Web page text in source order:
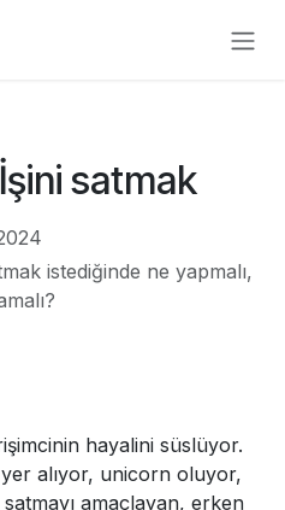
satmak
istediğinde ne yapmalı,
hayalini süslüyor.
alıyor, unicorn oluyor,
amaçlayan, erken